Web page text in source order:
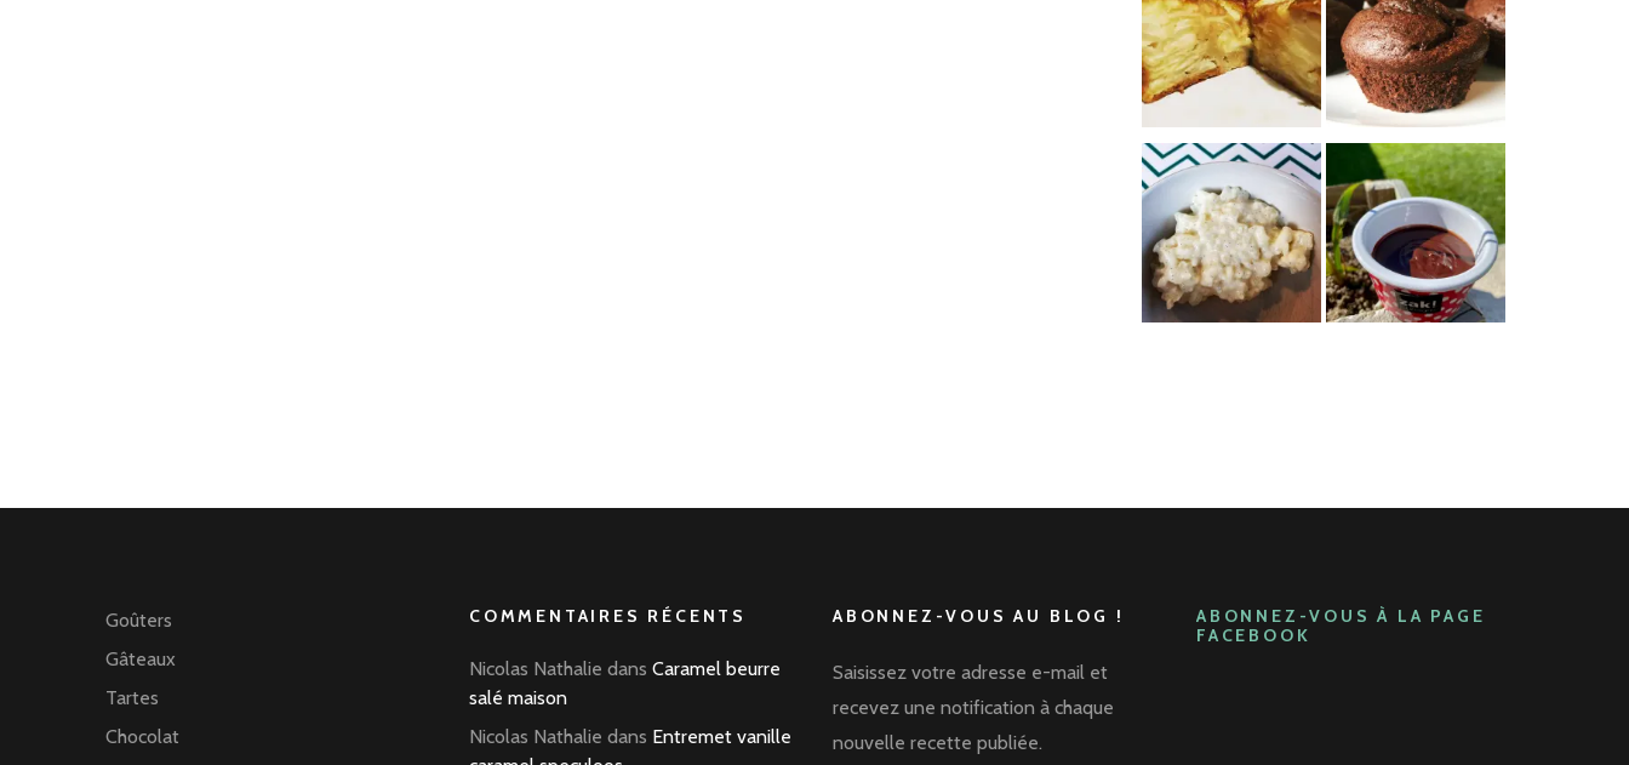
Goûters
Gâteaux
Tartes
Chocolat
COMMENTAIRES RÉCENTS
Nicolas Nathalie dans Caramel beurre
salé maison
Nicolas Nathalie dans Entremet vanille
ABONNEZ-VOUS AU BLOG !
Saisissez votre adresse e-mail et
recevez une notification à chaque
nouvelle recette publiée.
ABONNEZ-VOUS À LA PAGE
FACEBOOK